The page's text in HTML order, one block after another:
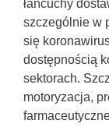
łańcuchy
szczególnie w
się
dostępnością
sektorach.
motoryzacja,